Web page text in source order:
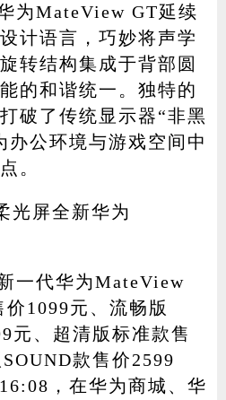
为MateView GT延续
计语言，巧妙将声学
转结构集成于背部圆
的和谐统一。独特的
破了传统显示器“非黑
办公环境与游戏空间中
。
一代华为MateView
1099元、流畅版
元、超清版标准款售
款售价2599
，在华为商城、华